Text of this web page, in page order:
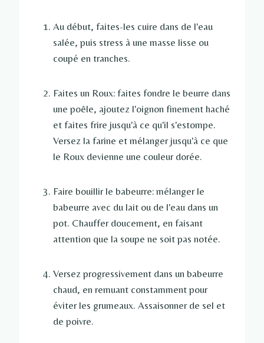
Au début, faites-les cuire dans de l'eau
salée, puis stress à une masse lisse ou
coupé en tranches.
Faites un Roux: faites fondre le beurre dans
une poêle, ajoutez l'oignon finement haché
et faites frire jusqu'à ce qu'il s'estompe.
Versez la farine et mélanger jusqu'à ce que
le Roux devienne une couleur dorée.
Faire bouillir le babeurre: mélanger le
babeurre avec du lait ou de l'eau dans un
pot. Chauffer doucement, en faisant
attention que la soupe ne soit pas notée.
Versez progressivement dans un babeurre
chaud, en remuant constamment pour
éviter les grumeaux. Assaisonner de sel et
de poivre.